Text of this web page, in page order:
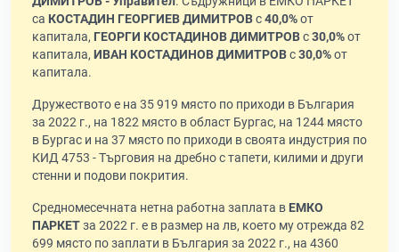
са КОСТАДИН ГЕОРГИЕВ ДИМИТРОВс40,0%от
капитала, ГЕОРГИ КОСТАДИНОВ ДИМИТРОВс30,0%от
капитала, ИВАН КОСТАДИНОВ ДИМИТРОВс30,0%от
капитала.
Дружеството е на 35 919 място по приходи в България
за 2022 г., на 1822 място в област Бургас, на 1244 място
в Бургас и на 37 място по приходи в своята индустрия по
КИД 4753 - Търговия на дребно с тапети, килими и други
стенни и подови покрития.
Средномесечната нетна работна заплата в ЕМКО
ПАРКЕТза 2022 г. е в размер на лв, което му отрежда 82
699 място по заплати в България за 2022 г., на 4360